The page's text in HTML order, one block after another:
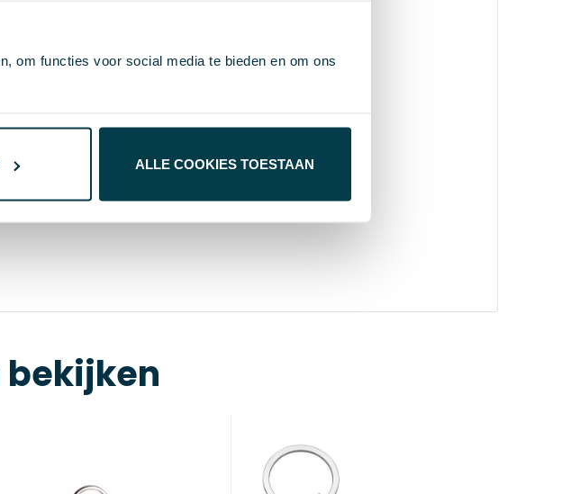
om functies voor social media te bieden en om ons
ALLE COOKIES TOESTAAN